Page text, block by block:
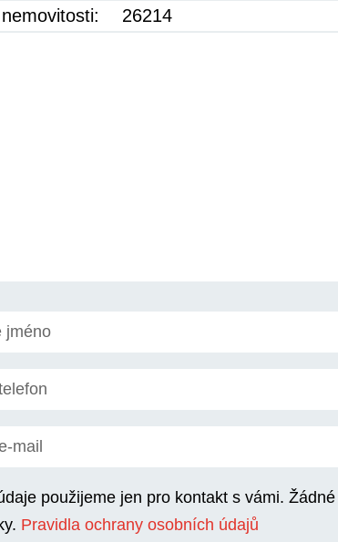
26214
použijeme jen pro kontakt s vámi.
Pravidla ochrany osobních údajů